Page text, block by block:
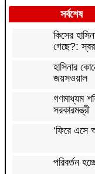
সর্বশেষ
কিসের
গেছে?:
হাসিনার
জয়সওয়াল
গণমাধ্যম
সরকারমন্ত্রী
‘ফিরে এসে
পরিবর্তন